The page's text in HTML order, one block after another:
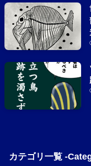
カテゴリ一覧 -